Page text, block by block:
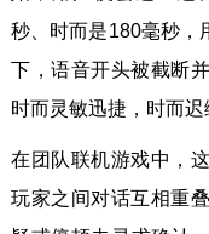
秒、时而是180毫秒，
下，语音开头被截断
时而灵敏迅捷，时而迟
在团队联机游戏中，
玩家之间对话互相重